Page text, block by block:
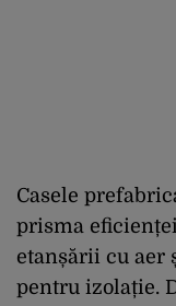
Casele
prisma
etanșării cu aer
pentru izolație.